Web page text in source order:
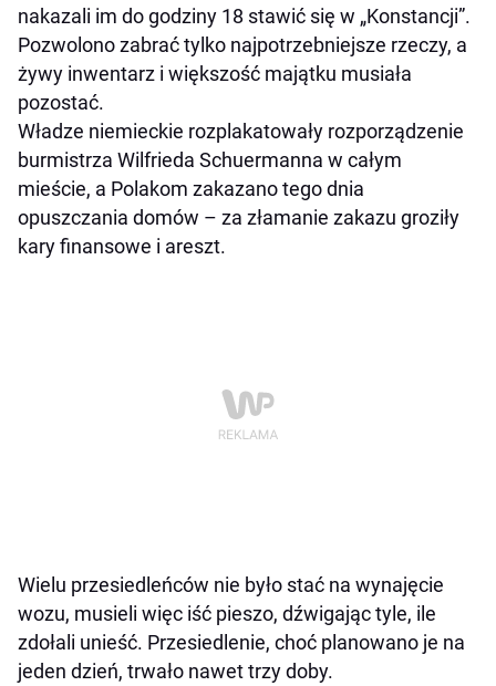
nakazali im do godziny 18 stawić się w „Konstancji”.
Pozwolono zabrać tylko najpotrzebniejsze rzeczy, a
żywy inwentarz i większość majątku musiała
pozostać.
Władze niemieckie rozplakatowały rozporządzenie
burmistrza Wilfrieda Schuermanna w całym
mieście, a Polakom zakazano tego dnia
opuszczania domów – za złamanie zakazu groziły
kary finansowe i areszt.
Wielu przesiedleńców nie było stać na wynajęcie
wozu, musieli więc iść pieszo, dźwigając tyle, ile
zdołali unieść. Przesiedlenie, choć planowano je na
jeden dzień, trwało nawet trzy doby.